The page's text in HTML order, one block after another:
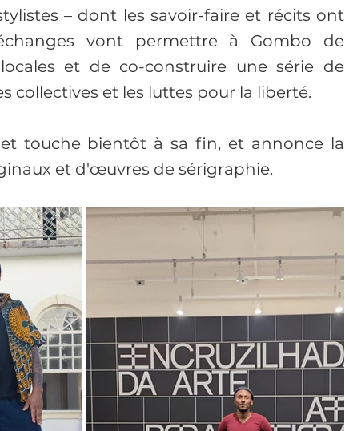
– dont les savoir-faire et récits ont
vont permettre à Gombo de
et de co-construire une série de
collectives et les luttes pour la liberté.
touche bientôt à sa fin, et annonce la
et d'œuvres de sérigraphie.